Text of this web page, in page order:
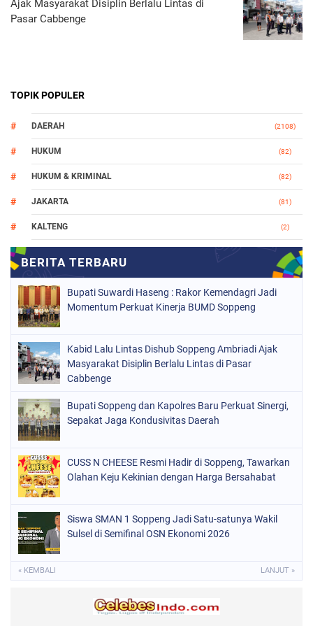
Ajak Masyarakat Disiplin Berlalu Lintas di
Pasar Cabbenge
TOPIK POPULER
DAERAH (2108)
HUKUM (82)
HUKUM & KRIMINAL (82)
JAKARTA (81)
KALTENG (2)
(147)
NASIONAL (1021)
ORGANISASI
PERISTIWA
POLITIK (220)
POLRI
SOPPENG (1889)
SULSEL
Bupati Suwardi Haseng : Rakor Kemendagri Jadi
Momentum Perkuat Kinerja BUMD Soppeng
Kabid Lalu Lintas Dishub Soppeng Ambriadi Ajak
Masyarakat Disiplin Berlalu Lintas di Pasar
Cabbenge
Bupati Soppeng dan Kapolres Baru Perkuat Sinergi,
Sepakat Jaga Kondusivitas Daerah
CUSS N CHEESE Resmi Hadir di Soppeng, Tawarkan
Olahan Keju Kekinian dengan Harga Bersahabat
Siswa SMAN 1 Soppeng Jadi Satu-satunya Wakil
Sulsel di Semifinal OSN Ekonomi 2026
« KEMBALI LANJUT »